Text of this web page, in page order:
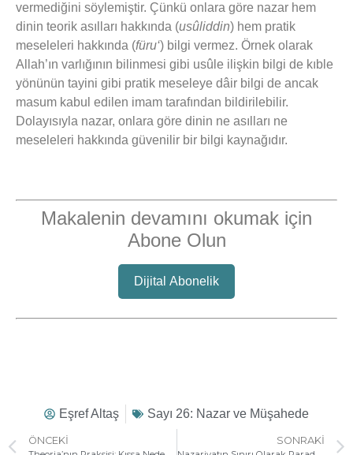
vermediğini söylemiştir. Çünkü onlara göre nazar hem
dinin teorik asılları hakkında (usûliddin) hem pratik
meseleleri hakkında (füru‘) bilgi vermez. Örnek olarak
Allah’ın varlığının bilinmesi gibi usûle ilişkin bilgi de kıble
yönünün tayini gibi pratik meseleye dâir bilgi de ancak
masum kabul edilen imam tarafından bildirilebilir.
Dolayısıyla nazar, onlara göre dinin ne asılları ne
meseleleri hakkında güvenilir bir bilgi kaynağıdır.
Makalenin devamını okumak için
Abone Olun
Dijital Abonelik
Eşref Altaş Sayı 26: Nazar ve Müşahede
ÖNCEKI SONRAKI